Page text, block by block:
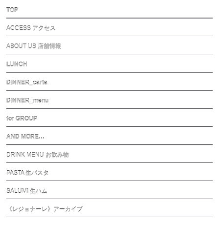
TOP
ACCESS アクセス
ABOUT US 店舗情報
LUNCH
DINNER_carta
DINNER_menu
for GROUP
AND MORE…
DRINK MENU お飲み物
PASTA 生パスタ
SALUMI 生ハム
《レジョナーレ》アーカイブ